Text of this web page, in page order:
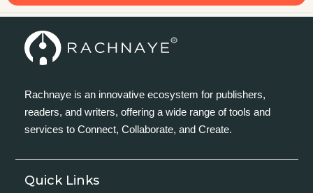
Rachnaye is an innovative ecosystem for publishers,
readers, and writers, offering a wide range of tools and
services to Connect, Collaborate, and Create.
Quick Links